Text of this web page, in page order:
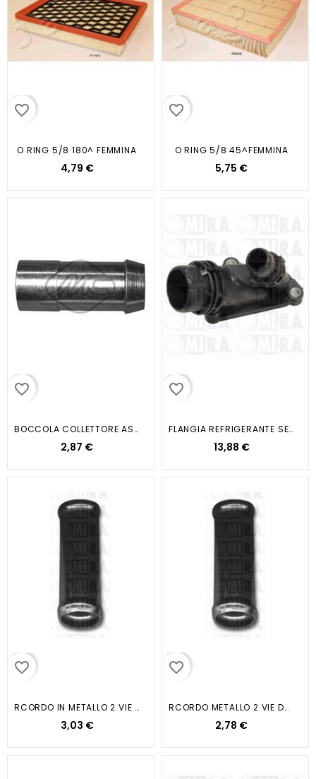
favorite_border
O RING 5/8 180^ FEMMINA
4,79 €
favorite_border
O RING 5/8 45^FEMMINA
5,75 €
favorite_border
BOCCOLA COLLETTORE ASPIRAZIONE...
2,87 €
favorite_border
FLANGIA REFRIGERANTE SERIE...
13,88 €
favorite_border
RCORDO IN METALLO 2 VIE DM 16...
3,03 €
favorite_border
RCORDO METALLO 2 VIE DM 20-50
2,78 €